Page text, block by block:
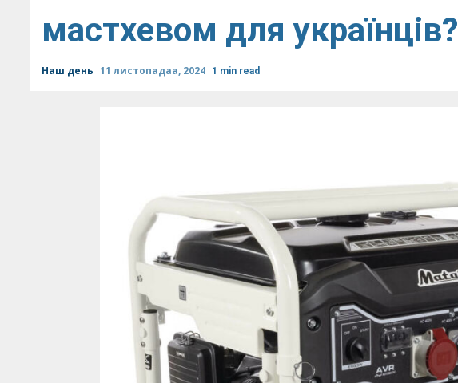
мастхевом для українців?
Наш день 11 листопадаа, 2024 1 min read